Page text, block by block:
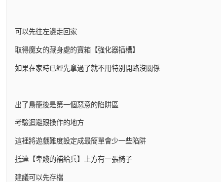
可以先往左邊走回家
取得魔女的藏身處的寶箱【強化器插槽】
如果在家時已經先拿過了就不用特別開路沒關係
出了鳥籠後是第一個惡意的陷阱區
考驗迴避跟操作的地方
這裡將遊戲難度設定成最簡單會少一些陷阱
抵達【卑賤的補給兵】上方有一張椅子
建議可以先存檔